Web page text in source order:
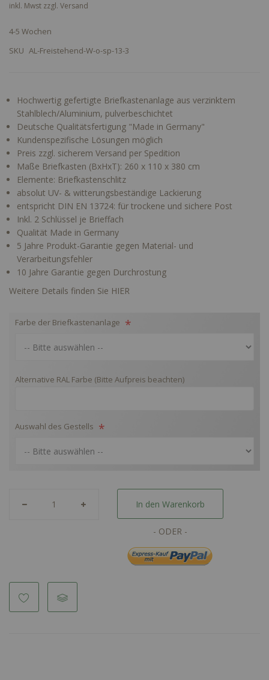
inkl. Mwst zzgl. Versand
4-5 Wochen
SKU AL-Freistehend-W-o-sp-13-3
Hochwertig gefertigte Briefkastenanlage aus verzinktem
Stahlblech/Aluminium, pulverbeschichtet
Deutsche Qualitätsfertigung "Made in Germany"
Kundenspezifische Lösungen möglich
Preis zzgl. sicherem Versand per Spedition
Maße Briefkasten (BxHxT): 260 x 110 x 380 cm
Elemente: Briefkastenschlitz
absolut UV- & witterungsbeständige Lackierung
entspricht DIN EN 13724: für trockene und sichere Post
Inkl. 2 Schlüssel je Brieffach
Qualität Made in Germany
5 Jahre Produkt-Garantie gegen Material- und
Verarbeitungsfehler
10 Jahre Garantie gegen Durchrostung
Weitere Details finden Sie HIER
Farbe der Briefkastenanlage
Alternative RAL Farbe (Bitte Aufpreis beachten)
Auswahl des Gestells
In den Warenkorb